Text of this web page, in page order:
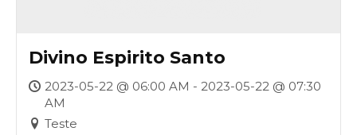
Divino Espirito Santo
2023-05-22 @ 06:00 AM - 2023-05-22 @ 07:30
AM
Teste